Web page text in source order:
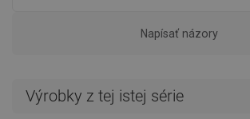
Napísať názory
Výrobky z tej istej série